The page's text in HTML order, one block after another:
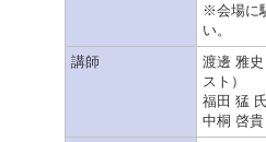
※会場に
い。
講師
渡邊 雅
スト）
福田 猛
中桐 啓貴